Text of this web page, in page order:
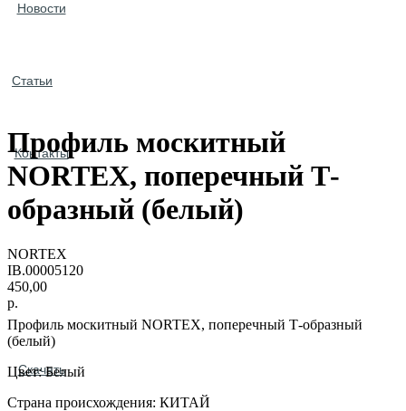
Новости
Статьи
Контакты
Скачать
Профиль москитный
NORTEX, поперечный Т-
образный (белый)
NORTEX
IB.00005120
450,00
р.
Профиль москитный NORTEX, поперечный Т-образный
(белый)
Цвет: Белый
Страна происхождения: КИТАЙ